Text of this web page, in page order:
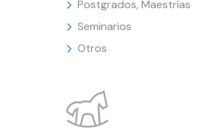
Postgrados, Maestrías
Seminarios
Otros